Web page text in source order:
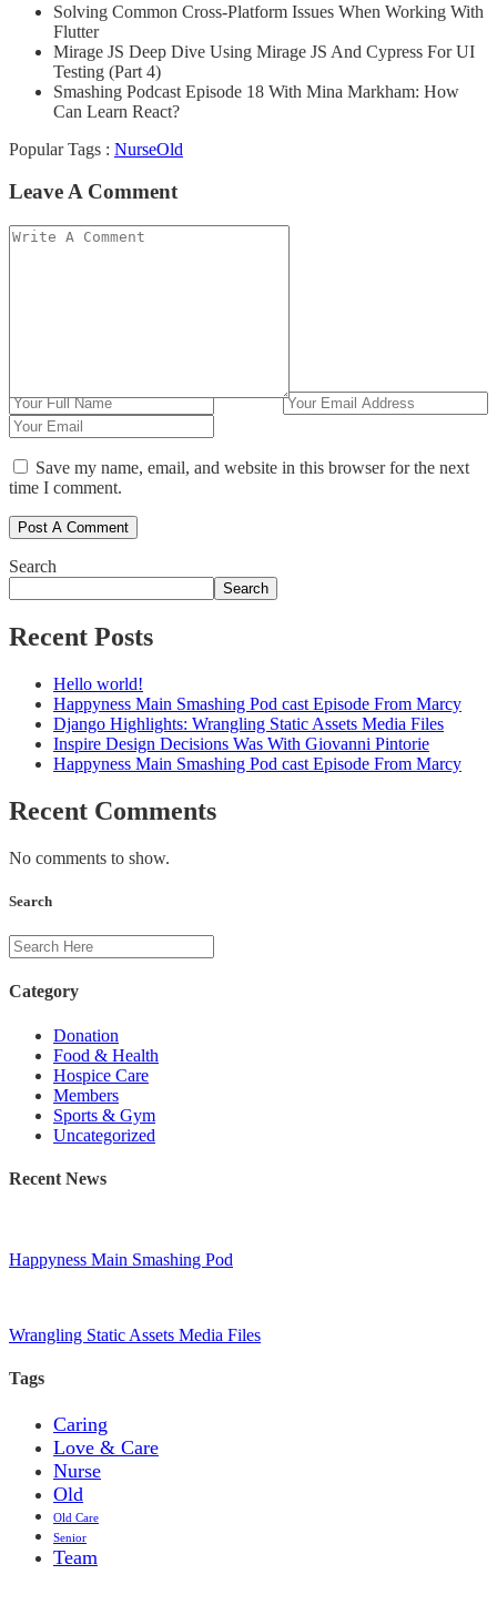
Solving Common Cross-Platform Issues When Working With
Flutter
Mirage JS Deep Dive Using Mirage JS And Cypress For UI
Testing (Part 4)
Smashing Podcast Episode 18 With Mina Markham: How
Can Learn React?
Popular Tags : NurseOld
Leave A Comment
Save my name, email, and website in this browser for the next
time I comment.
Search
Search
Recent Posts
Hello world!
Happyness Main Smashing Pod cast Episode From Marcy
Django Highlights: Wrangling Static Assets Media Files
Inspire Design Decisions Was With Giovanni Pintorie
Happyness Main Smashing Pod cast Episode From Marcy
Recent Comments
No comments to show.
Search
Category
Donation
Food & Health
Hospice Care
Members
Sports & Gym
Uncategorized
Recent News
Happyness Main Smashing Pod
Wrangling Static Assets Media Files
Tags
Caring
Love & Care
Nurse
Old
Old Care
Senior
Team